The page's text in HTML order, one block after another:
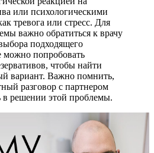
или психологическими
тревога или стресс. Для
важно обратиться к врачу
подходящего
можно попробовать
чтобы найти
вариант. Важно помнить,
разговор с партнером
решении этой проблемы.